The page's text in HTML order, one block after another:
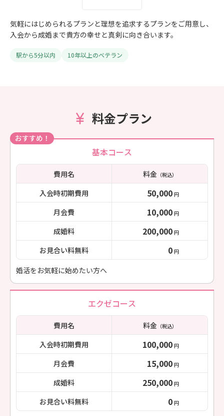
気軽にはじめられるプランと理想を追求するプランをご用意し、
入会から成婚まで貴方の幸せと真剣に向き合います。
駅から5分以内 10年以上のベテラン
料金プラン
おすすめ！
基本コース
費用名 料金（税込）
入会時初期費用 50,000 円
月会費 10,000 円
成婚料 200,000 円
お見合い料無料 0 円
婚活をお気軽に始めたい方へ
エクゼコース
費用名 料金（税込）
入会時初期費用 100,000 円
月会費 15,000 円
成婚料 250,000 円
お見合い料無料 0 円